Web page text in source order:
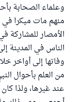
وعلماء الصحابة
منهم مات مبكرا في
الأمصار للمشاركة
الناس في المدينة
وفاتها إلى أواخر
من العلم بأحوال
عند غيرها، ولذا